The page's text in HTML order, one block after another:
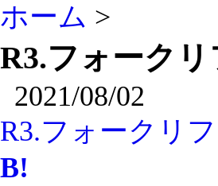
ホーム >
R3.フォーク
2021/08/02
R3.フォークリ
B!